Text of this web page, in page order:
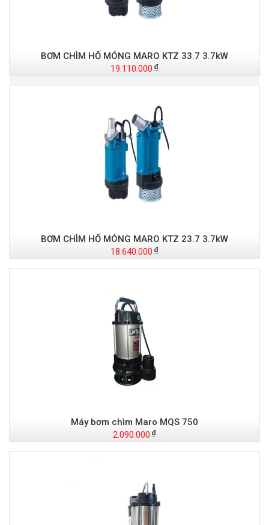
BƠM CHÌM HỐ MÓNG MARO KTZ 33.7 3.7kW
19.110.000
BƠM CHÌM HỐ MÓNG MARO KTZ 23.7 3.7kW
18.640.000
Máy bơm chìm Maro MQS 750
2.090.000